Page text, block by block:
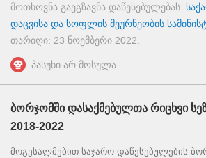
მოთხოვნა გაეგზავნა დაწესებულებას:
დაცვისა და სოფლის მეურნეობის
თარიღი: 23 ნოემბერი 2022
პასუხი არ მოსულა
ბორჯომში დასაქმებულთა რიცხვი
2018-2022
მოგესალმებით საჯარო დაწესებულების